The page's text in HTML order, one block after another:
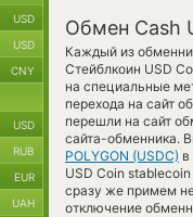
Обмен Cash
Каждый из
Стейблкоин USD
на специальные
перехода на сайт
перешли на сайт
сайта-обменника.
POLYGON (USDC)
USD Coin
сразу же примем
отключение
USD
USD
CNY
USD
RUB
EUR
UAH